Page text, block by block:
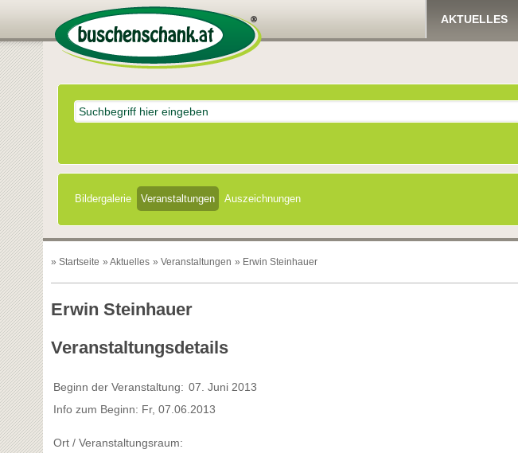
AKTUELLES
Bildergalerie Veranstaltungen Auszeichnungen
» Startseite » Aktuelles » Veranstaltungen » Erwin Steinhauer
Erwin Steinhauer
Veranstaltungsdetails
Beginn der Veranstaltung: 07. Juni 2013
Info zum Beginn: Fr, 07.06.2013
Ort / Veranstaltungsraum: